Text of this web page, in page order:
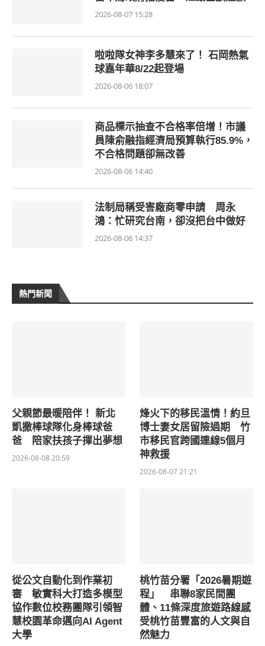
2026-08-07 15:28
啦啦隊女神李多慧來了！ 石岡熱氣
球嘉年華8/22起登場
2026-08-06 18:07
商品標示抽查不合格率倍增！市議
員陳俞融指經濟局預算執行85.9%，
不合格問題卻無改善
2026-08-06 14:40
法制局稱受害廠商零申請 周永
鴻：忙研究台南，卻沒把台中做好
2026-08-06 14:37
熱門新聞
父親節最暖陪伴！ 新北
凱撒棒球隊化身棒球爸
爸 陪家扶孩子揮出夢想
2026-08-08 20:59
烽火下的移民溫情！約旦
博士妻女居留險過期 竹
市移民官跨國連線5個月
神救援
2026-08-07 21:21
從公文自動化到作業初
審 敏實科大打造多模型
協作數位校務團隊引領智
慧校園革命邁向AI Agent
大學
桃竹苗分署「2026暑期遊
程」 串聯8家民間團
體、11條深度旅遊路線感
受桃竹苗豐富的人文與自
然魅力